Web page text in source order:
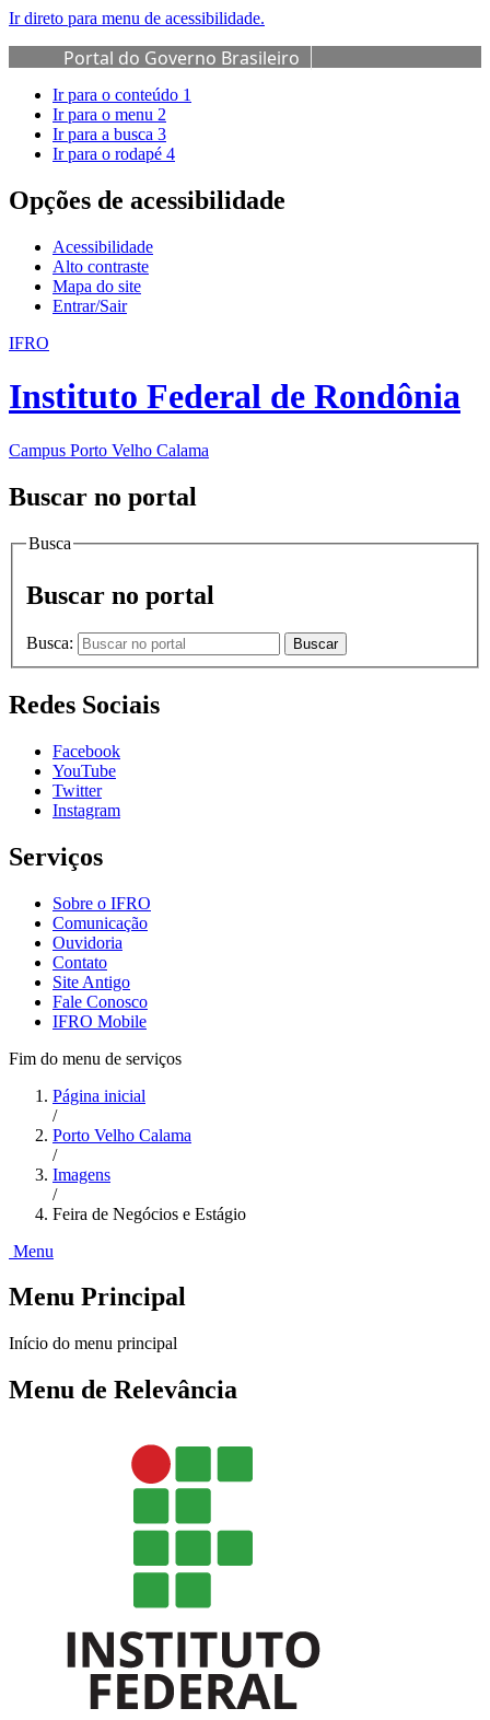
Ir direto para menu de acessibilidade.
Portal do Governo Brasileiro
Ir para o conteúdo 1
Ir para o menu 2
Ir para a busca 3
Ir para o rodapé 4
Opções de acessibilidade
Acessibilidade
Alto contraste
Mapa do site
Entrar/Sair
IFRO
Instituto Federal de Rondônia
Campus Porto Velho Calama
Buscar no portal
Busca
Buscar no portal
Busca: Buscar
Redes Sociais
Facebook
YouTube
Twitter
Instagram
Serviços
Sobre o IFRO
Comunicação
Ouvidoria
Contato
Site Antigo
Fale Conosco
IFRO Mobile
Fim do menu de serviços
Página inicial
/
Porto Velho Calama
/
Imagens
/
Feira de Negócios e Estágio
Menu
Menu Principal
Início do menu principal
Menu de Relevância